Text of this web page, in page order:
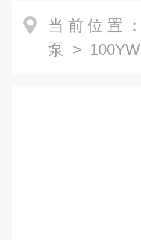
当前位置：
泵 >